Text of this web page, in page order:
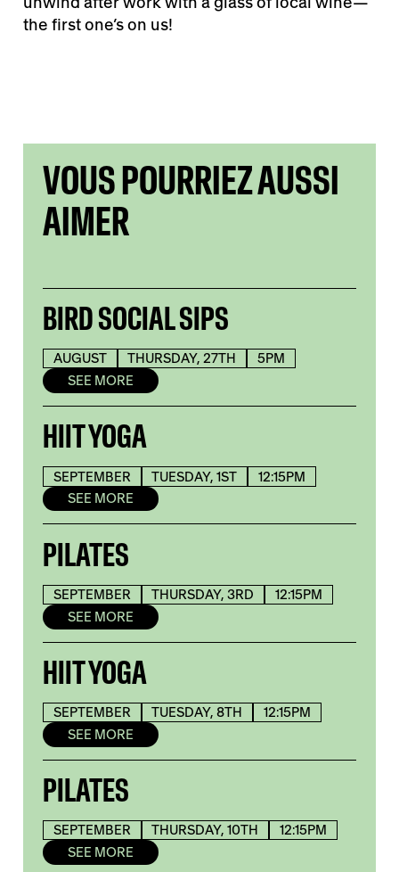
the first one’s on us!
VOUS POURRIEZ AUSSI
AIMER
BIRD SOCIAL SIPS
AUGUST THURSDAY, 27TH
5PM
SEE MORE
HIIT YOGA
SEPTEMBER TUESDAY, 1ST
12:15PM
SEE MORE
PILATES
SEPTEMBER THURSDAY, 3RD
12:15PM
SEE MORE
HIIT YOGA
SEPTEMBER TUESDAY, 8TH
12:15PM
SEE MORE
PILATES
SEPTEMBER THURSDAY, 10TH
12:15PM
SEE MORE